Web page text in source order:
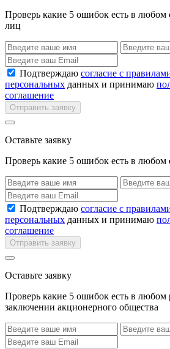
Проверь какие 5 ошибок есть в
лиц
Подтверждаю согласие с
персональных данных и принимаю
соглашение
Отправить заявку
Оставьте заявку
Проверь какие 5 ошибок есть в любом
Подтверждаю согласие с
персональных данных и принимаю
соглашение
Отправить заявку
Оставьте заявку
Проверь какие 5 ошибок есть в любом
заключении акционерного общества